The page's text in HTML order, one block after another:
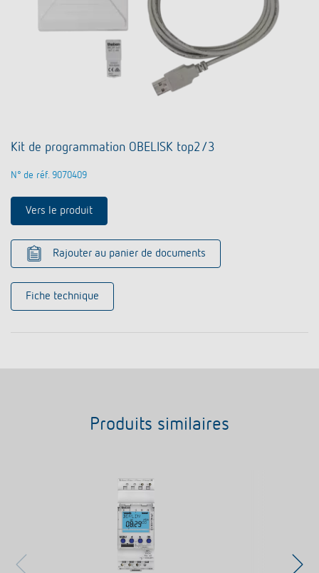
Kit de programmation OBELISK top2/3
N° de réf. 9070409
Vers le produit
Rajouter au panier de documents
Fiche technique
Produits similaires